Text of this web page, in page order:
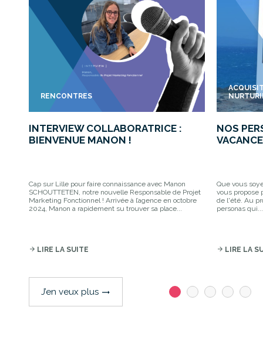
RENCONTRES
INTERVIEW COLLABORATRICE :
BIENVENUE MANON !
Cap sur Lille pour faire connaissance avec Manon
SCHOUTTETEN, notre nouvelle Responsable de Projet
Marketing Fonctionnel ! Arrivée à l’agence en octobre
2024, Manon a rapidement su trouver sa place...
arrow_forward LIRE LA SUITE
NOS
Que vous
vous propose
de l'été. Au
personas qui...
arrow_forward LIRE LA
J’en veux plus trending_flat